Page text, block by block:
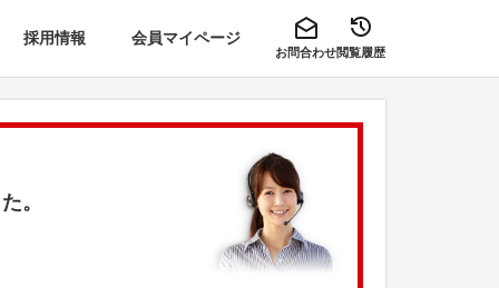
採用情報 会員マイページ
お問合わせ閲覧履歴
。